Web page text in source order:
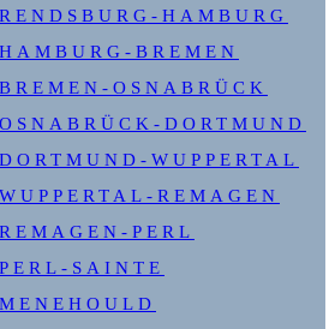
RENDSBURG-HAMBURG
HAMBURG-BREMEN
BREMEN-OSNABRÜCK
OSNABRÜCK-DORTMUND
DORTMUND-WUPPERTAL
WUPPERTAL-REMAGEN
REMAGEN-PERL
PERL-SAINTE
MENEHOULD